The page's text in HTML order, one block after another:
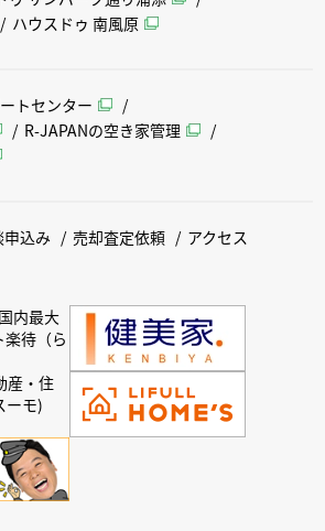
ハウスドゥ 南風原
トセンター
R-JAPANの空き家管理
申込み 売却査定依頼 アクセス